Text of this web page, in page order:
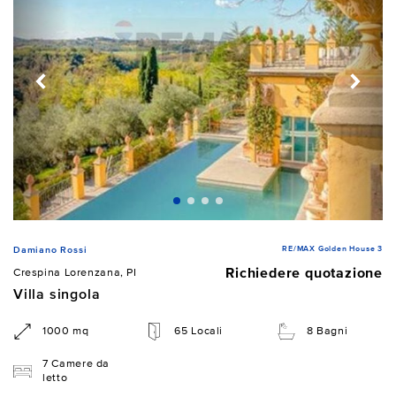
Damiano Rossi RE/MAX Golden House 3
Crespina Lorenzana, PI
Richiedere quotazione
Villa singola
1000 mq 65 Locali 8 Bagni
7 Camere da
letto